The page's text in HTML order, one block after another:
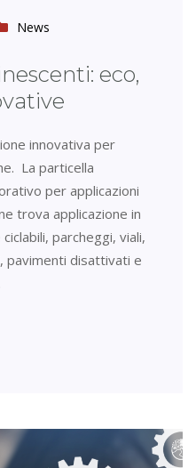
News
eco,
innovativa per
La particella
per applicazioni
trova applicazione in
parcheggi, viali,
pavimenti disattivati e